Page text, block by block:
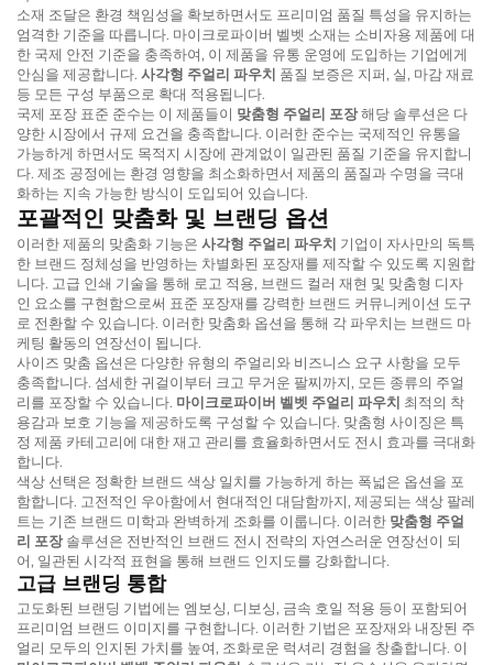
소재 조달은 환경 책임성을 확보하면서도 프리미엄 품질 특성을 유지하는
엄격한 기준을 따릅니다. 마이크로파이버 벨벳 소재는 소비자용 제품에 대
한 국제 안전 기준을 충족하여, 이 제품을 유통 운영에 도입하는 기업에게
안심을 제공합니다. 사각형 주얼리 파우치 품질 보증은 지퍼, 실, 마감 재료
등 모든 구성 부품으로 확대 적용됩니다.
국제 포장 표준 준수는 이 제품들이 맞춤형 주얼리 포장해당 솔루션은 다
양한 시장에서 규제 요건을 충족합니다. 이러한 준수는 국제적인 유통을
가능하게 하면서도 목적지 시장에 관계없이 일관된 품질 기준을 유지합니
다. 제조 공정에는 환경 영향을 최소화하면서 제품의 품질과 수명을 극대
화하는 지속 가능한 방식이 도입되어 있습니다.
포괄적인 맞춤화 및 브랜딩 옵션
이러한 제품의 맞춤화 기능은 사각형 주얼리 파우치 기업이 자사만의 독특
한 브랜드 정체성을 반영하는 차별화된 포장재를 제작할 수 있도록 지원합
니다. 고급 인쇄 기술을 통해 로고 적용, 브랜드 컬러 재현 및 맞춤형 디자
인 요소를 구현함으로써 표준 포장재를 강력한 브랜드 커뮤니케이션 도구
로 전환할 수 있습니다. 이러한 맞춤화 옵션을 통해 각 파우치는 브랜드 마
케팅 활동의 연장선이 됩니다.
사이즈 맞춤 옵션은 다양한 유형의 주얼리와 비즈니스 요구 사항을 모두
충족합니다. 섬세한 귀걸이부터 크고 무거운 팔찌까지, 모든 종류의 주얼
리를 포장할 수 있습니다. 마이크로파이버 벨벳 주얼리 파우치 최적의 착
용감과 보호 기능을 제공하도록 구성할 수 있습니다. 맞춤형 사이징은 특
정 제품 카테고리에 대한 재고 관리를 효율화하면서도 전시 효과를 극대화
합니다.
색상 선택은 정확한 브랜드 색상 일치를 가능하게 하는 폭넓은 옵션을 포
함합니다. 고전적인 우아함에서 현대적인 대담함까지, 제공되는 색상 팔레
트는 기존 브랜드 미학과 완벽하게 조화를 이룹니다. 이러한 맞춤형 주얼
리 포장솔루션은 전반적인 브랜드 전시 전략의 자연스러운 연장선이 되
어, 일관된 시각적 표현을 통해 브랜드 인지도를 강화합니다.
고급 브랜딩 통합
고도화된 브랜딩 기법에는 엠보싱, 디보싱, 금속 호일 적용 등이 포함되어
프리미엄 브랜드 이미지를 구현합니다. 이러한 기법은 포장재와 내장된 주
얼리 모두의 인지된 가치를 높여, 조화로운 럭셔리 경험을 창출합니다. 이